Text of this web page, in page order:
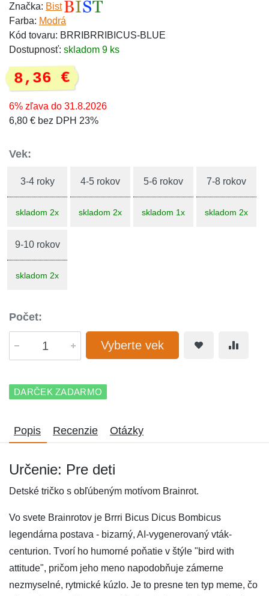
Značka: Bist
Farba: Modrá
Kód tovaru: BRRIBRRIBICUS-BLUE
Dostupnosť: skladom 9 ks
8,36 €
6% zľava do 31.8.2026
6,80 € bez DPH 23%
Vek:
3-4 roky
skladom 2x
4-5 rokov
skladom 2x
5-6 rokov
skladom 1x
7-8 rokov
skladom 2x
9-10 rokov
skladom 2x
Počet:
Vyberte vek
DARČEK ZADARMO
Popis Recenzie Otázky
Určenie: Pre deti
Detské tričko s obľúbeným motívom Brainrot.
Vo svete Brainrotov je Brrri Bicus Dicus Bombicus
legendárna postava - bizarný, AI-vygenerovaný vták-
centurion. Tvorí ho humorné poňatie v štýle "bird with
attitude", pričom jeho meno napodobňuje zámerne
nezmyselné, rytmické kúzlo. Je to presne ten typ meme, čo